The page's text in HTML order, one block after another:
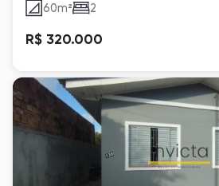
60m² 2
R$ 320.000